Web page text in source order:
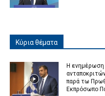
Κύρια θέματα
Η ενημέρωση
παρά τω
Εκπρόσωπο